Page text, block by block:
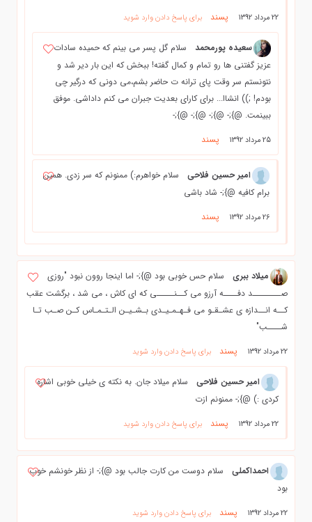
22 مرداد 1392 پسند برای پاسخ دادن وارد شوید
سعیده پورمحمد
سلام گل پسر مي بينم كه حميده سادات
عزيز گفتني ها رو تمام و كمال گفته! ببخش كه اين بار دير شد و
نتونستم سر وقت پاي ترانه ت حاضر بشم،مي دوني كه درگير چي
بودم! ;)) انشاا... براي كاراي بعديت جبران مي كنم داداشي. موفق
ببينمت. @};- @};- @};- @};-
25 مرداد 1392 پسند
امیر حسین فلاحی
سلام خواهرم:) ممنونم که سر زدی. همین
برام کافیه @};- شاد باشی
26 مرداد 1392 پسند
میلاد ببری
سلام حس خوبی بود @};- اما اینجا روون نبود "روزی
صــــــــد دفــــه آرزو می کــنـــــی که ای کاش ، می شد ، برگشت عقب
کــه انــدازه ی عشـقـو می فـهـمـیـدی بـشـیـن الـتـمـاس کـن صـب تـا
شــــب"
22 مرداد 1392 پسند برای پاسخ دادن وارد شوید
امیر حسین فلاحی
سلام میلاد جان. به نکته ی خیلی خوبی اشاره
کردی :) @};- ممنونم ازت
22 مرداد 1392 پسند برای پاسخ دادن وارد شوید
احمداکملی
سلام دوست من کارت جالب بود @};- از نظر خونشم خوب
بود
22 مرداد 1392 پسند برای پاسخ دادن وارد شوید